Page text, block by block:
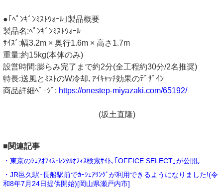
●｢ﾍﾟﾝｷﾞﾝﾐｽﾄｳｫｰﾙ｣製品概要
製品名:ﾍﾟﾝｷﾞﾝﾐｽﾄｳｫｰﾙ
ｻｲｽﾞ:幅3.2m × 奥行1.6m × 高さ1.7m
重量:約15kg(本体のみ)
設営時間:膨らみ完了まで約2分(全工程約30分/2名推奨)
特長:送風とﾐｽﾄのW冷却､ｱｲｷｬｯﾁ効果のﾃﾞｻﾞｲﾝ
商品詳細ﾍﾟｰｼﾞ: https://onestep-miyazaki.com/65192/
(坂土直隆)
■関連記事
・東京のｼｪｱｵﾌｨｽ･ﾚﾝﾀﾙｵﾌｨｽ検索ｻｲﾄ､｢OFFICE SELECT｣が公開｡
・JR邑久駅･長船駅前でｶｰｼｪｱﾘﾝｸﾞが利用できるようになりました!(令
和8年7月24日提供開始)[岡山県瀬戸内市]